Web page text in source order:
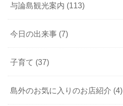
与論島観光案内 (113)
今日の出来事 (7)
子育て (37)
島外のお気に入りのお店紹介 (4)